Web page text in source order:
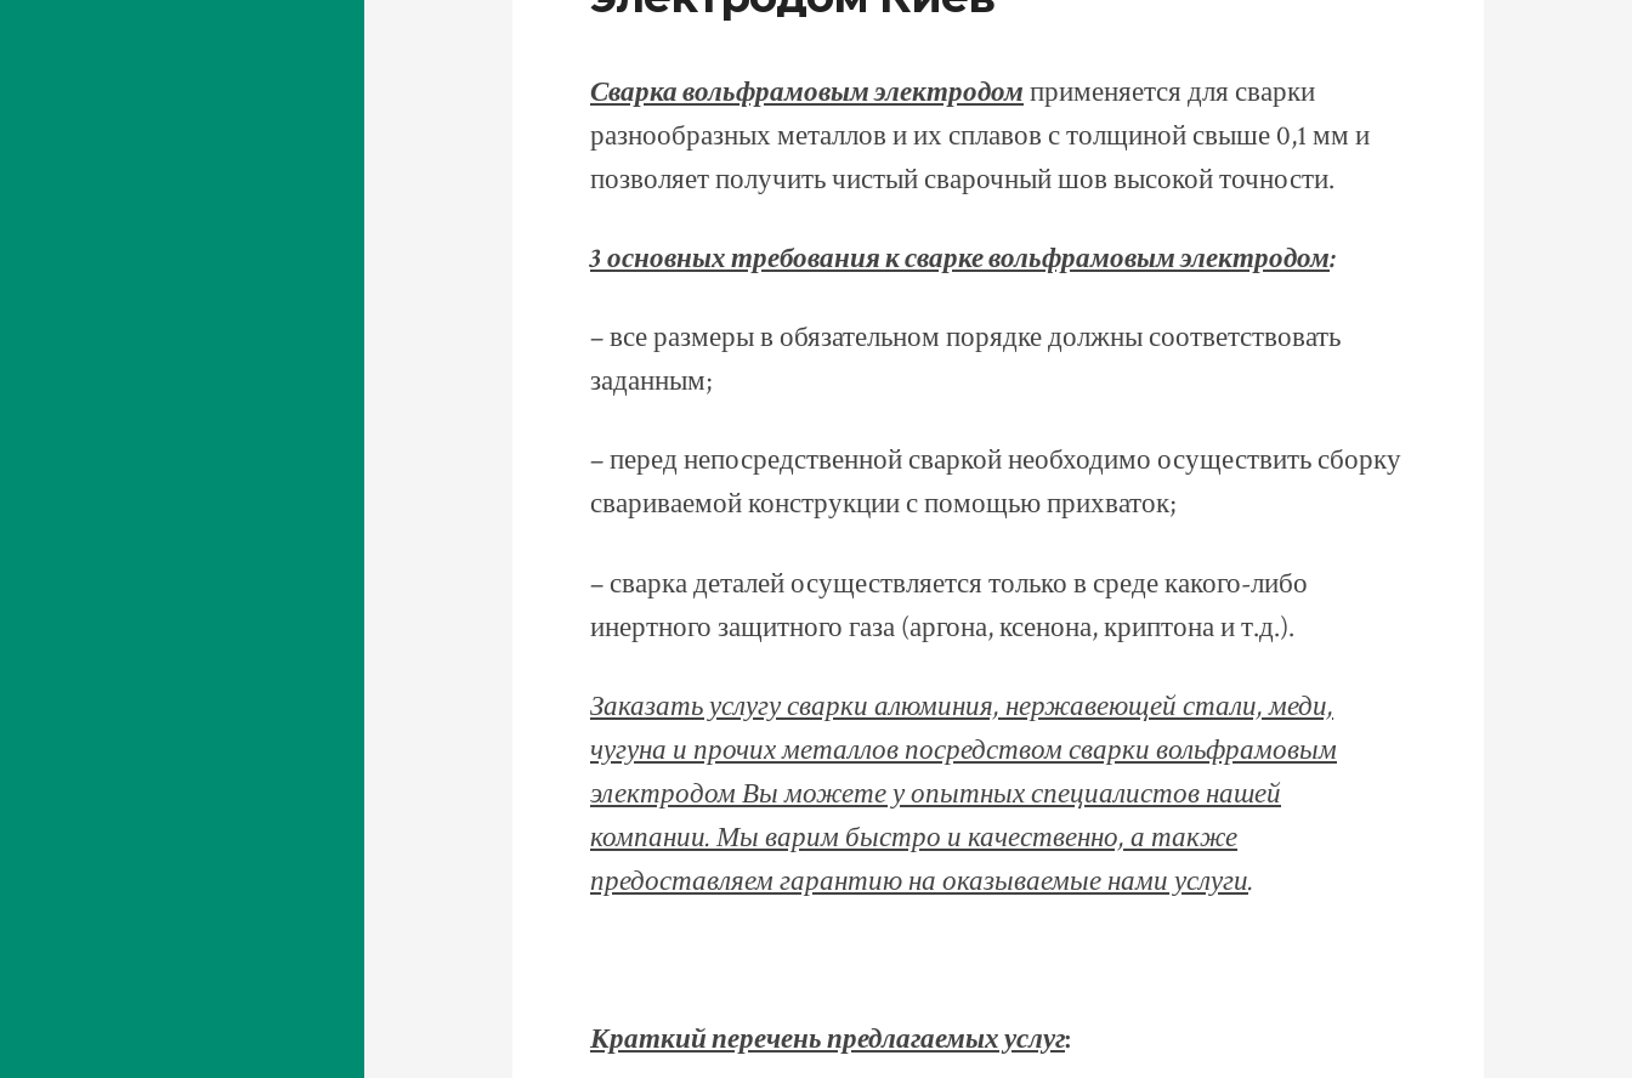
Сварка вольфрамовым электродом применяется для сварки
разнообразных металлов и их сплавов с толщиной свыше 0,1 мм и
позволяет получить чистый сварочный шов высокой точности.
3 основных требования к сварке вольфрамовым электродом:
– все размеры в обязательном порядке должны соответствовать
заданным;
– перед непосредственной сваркой необходимо осуществить сборку
свариваемой конструкции с помощью прихваток;
– сварка деталей осуществляется только в среде какого-либо
инертного защитного газа (аргона, ксенона, криптона и т.д.).
Заказать услугу сварки алюминия, нержавеющей стали, меди,
чугуна и прочих металлов посредством сварки вольфрамовым
электродом Вы можете у опытных специалистов нашей
компании. Мы варим быстро и качественно, а также
предоставляем гарантию на оказываемые нами услуги.
Краткий перечень предлагаемых услуг: